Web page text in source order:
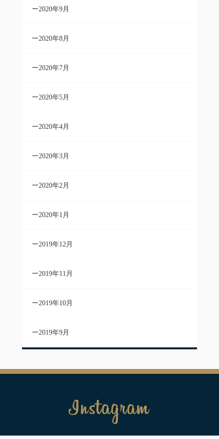
2020年9月
2020年8月
2020年7月
2020年5月
2020年4月
2020年3月
2020年2月
2020年1月
2019年12月
2019年11月
2019年10月
2019年9月
Instagram